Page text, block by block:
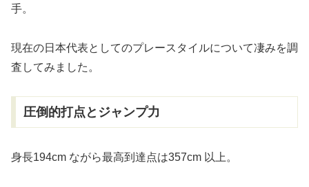
手。
現在の日本代表としてのプレースタイルについて凄みを調
査してみました。
圧倒的打点とジャンプ力
身長194cm ながら最高到達点は357cm 以上。